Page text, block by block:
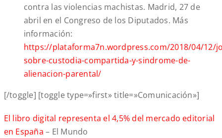
contra las violencias machistas. Madrid, 27 de
abril en el Congreso de los Diputados. Más
información:
https://plataforma7n.wordpress.com/2018/04/12/
sobre-custodia-compartida-y-sindrome-de-
alienacion-parental/
[/toggle] [toggle type=»first» title=»Comunicación»]
El libro digital representa el 4,5% del mercado editorial
en España – El Mundo